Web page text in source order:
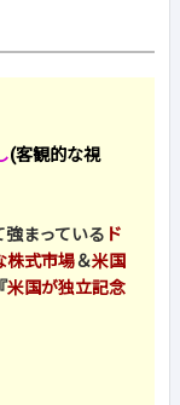
(客観的な視
まっている ド
株式市場＆米国
米国が独立記念